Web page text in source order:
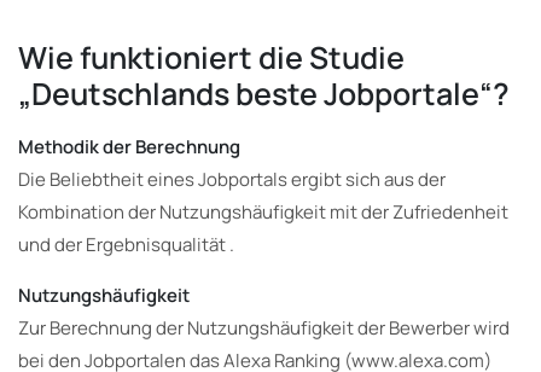
Wie funktioniert die Studie
„Deutschlands beste Jobportale“?
Methodik der Berechnung
Die Beliebtheit eines Jobportals ergibt sich aus der
Kombination der Nutzungshäufigkeit mit der Zufriedenheit
und der Ergebnisqualität .
Nutzungshäufigkeit
Zur Berechnung der Nutzungshäufigkeit der Bewerber wird
bei den Jobportalen das Alexa Ranking (www.alexa.com)